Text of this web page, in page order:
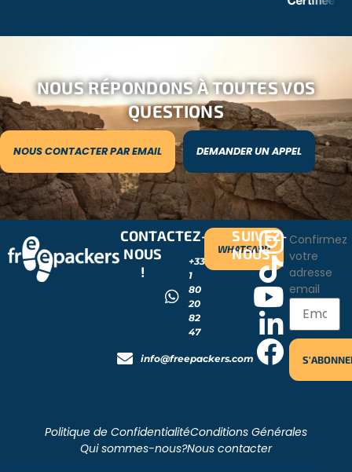
NOUS RÉPONDONS À TOUTES VOS
QUESTIONS
NOUS CONTACTER PAR EMAIL DEMANDER UN APPEL
CONTACTEZ-
NOUS
!
+33
1
80
20
82
47
info@freepackers.com
WHATSAPP
SUIVEZ-
NOUS
Confirmez
votre
adresse
email
Politique de ConfidentialitéConditions Générales
Qui sommes-nous?Nous contacter